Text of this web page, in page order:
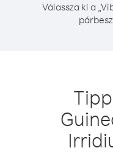
Válassza ki a